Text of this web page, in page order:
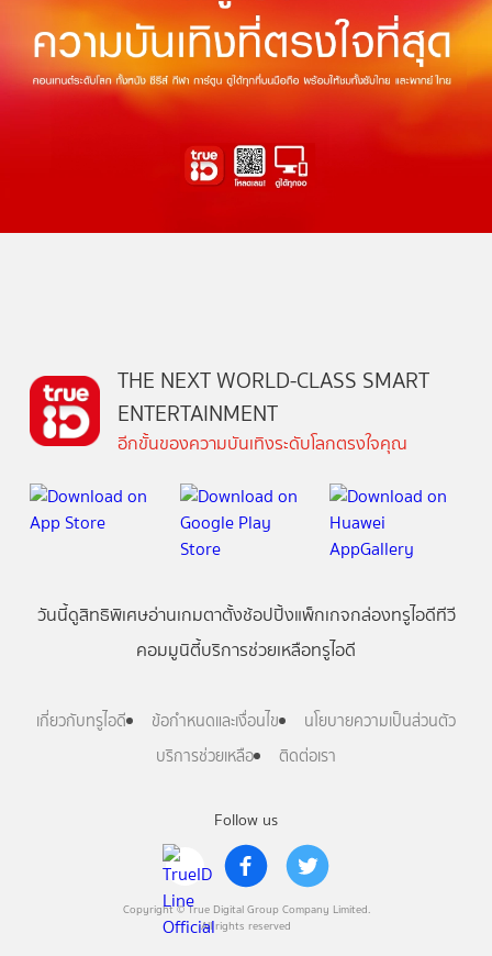
Follow us
Copyright © True Digital Group Company Limited.
All rights reserved
THE NEXT WORLD-CLASS SMART
ENTERTAINMENT
อีกขั้นของความบันเทิงระดับโลกตรงใจคุณ
วันนี้ดูสิทธิพิเศษอ่านเกมตาตั้งช้อปปิ้งแพ็กเกจกล่องทรูไอดีทีวี
คอมมูนิตี้บริการช่วยเหลือทรูไอดี
เกี่ยวกับทรูไอดี ข้อกำหนดและเงื่อนไข
นโยบายความเป็นส่วนตัว
บริการช่วยเหลือ
ติดต่อเรา